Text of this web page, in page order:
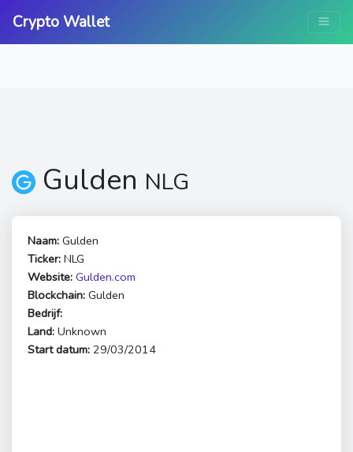
Crypto Wallet
Gulden NLG
Naam: Gulden
Ticker: NLG
Website: Gulden.com
Blockchain: Gulden
Bedrijf:
Land: Unknown
Start datum: 29/03/2014